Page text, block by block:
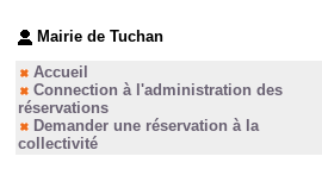
Mairie de Tuchan
Accueil
Connection à l'administration des
réservations
Demander une réservation à la
collectivité